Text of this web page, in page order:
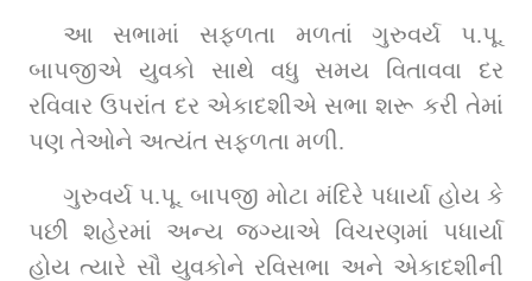
આ સભામાં સફળતા મળતાં ગુરુવર્ય પ.પૂ.
બાપજીએ યુવકો સાથે વધુ સમય વિતાવવા દર
રવિવાર ઉપરાંત દર એકાદશીએ સભા શરૂ કરી તેમાં
પણ તેઓને અત્યંત સફળતા મળી.
ગુરુવર્ય પ.પૂ. બાપજી મોટા મંદિરે પધાર્યા હોય કે
પછી શહેરમાં અન્ય જગ્યાએ વિચરણમાં પધાર્યા
હોય ત્યારે સૌ યુવકોને રવિસભા અને એકાદશીની